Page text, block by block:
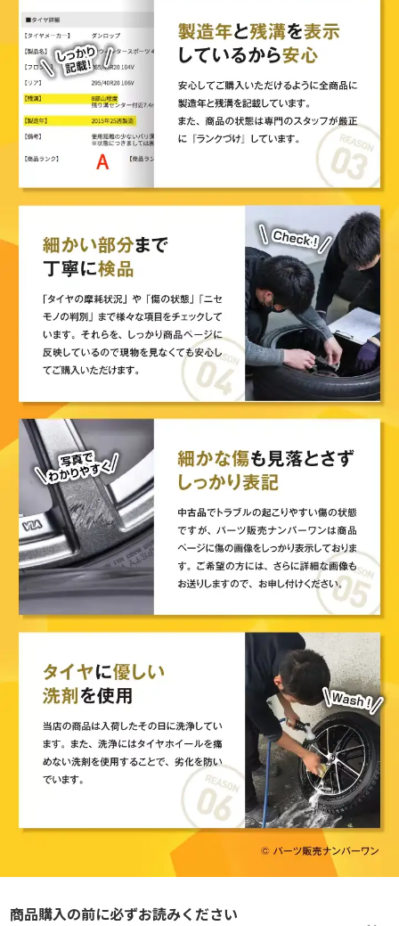
商品購入の前に必ずお読みください